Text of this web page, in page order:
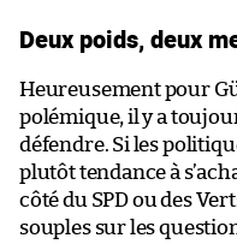
Deux poids, deux
Heureusement pour
polémique, il y a
défendre. Si les
plutôt tendance à
côté du SPD ou des
souples sur les